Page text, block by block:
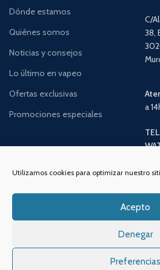
Utilizamos cookies para optimizar nuestro
Acepto
Denegar
Preferencias
Dónde estamos
Quiénes somos
Noticias y consejos
Lo último en vapeo
Ofertas exclusivas
Promociones especiales
C/
38,
a